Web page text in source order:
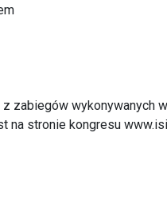
zabiegów wykonywanych
na stronie kongresu